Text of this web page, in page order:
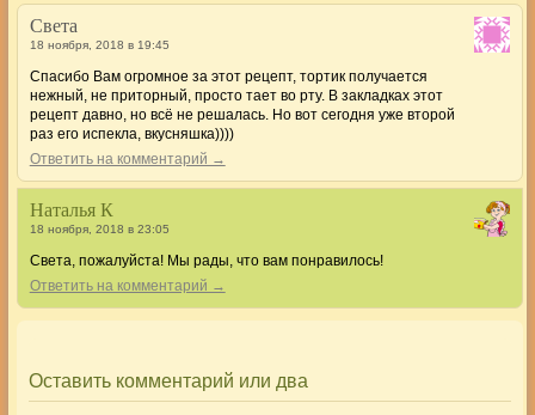
Света
18 ноября, 2018 в 19:45
Спасибо Вам огромное за этот рецепт, тортик получается
нежный, не приторный, просто тает во рту. В закладках этот
рецепт давно, но всё не решалась. Но вот сегодня уже второй
раз его испекла, вкусняшка))))
Ответить на комментарий →
Наталья К
18 ноября, 2018 в 23:05
Света, пожалуйста! Мы рады, что вам понравилось!
Ответить на комментарий →
Оставить комментарий или два